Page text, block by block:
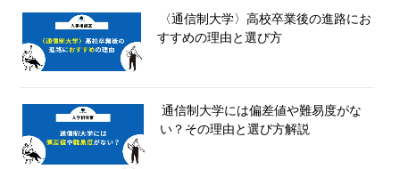
〈通信制大学〉高校卒業後の進路にお
すすめの理由と選び方
通信制大学には偏差値や難易度がな
い？その理由と選び方解説